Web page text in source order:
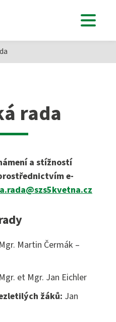
rada
a stížností
e-
Mgr. Martin Čermák –
Mgr. et Mgr. Jan Eichler
žáků: Jan